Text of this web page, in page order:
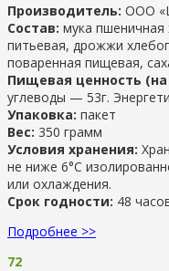
Производитель: ООО
Состав: мука пшеничная
питьевая, дрожжи
поваренная пищевая,
Пищевая ценность (на
углеводы — 53г.
Упаковка: пакет
Вес: 350 грамм
Условия хранения:
не ниже 6°С
или охлаждения.
Срок годности: 48
Подробнее >>
72